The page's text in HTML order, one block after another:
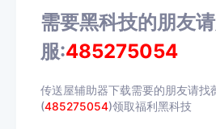
需要黑科技的朋友
服:485275054
传送屋辅助器下载需要的朋友请找
(485275054)领取福利黑科技